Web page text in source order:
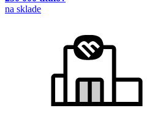
na sklade